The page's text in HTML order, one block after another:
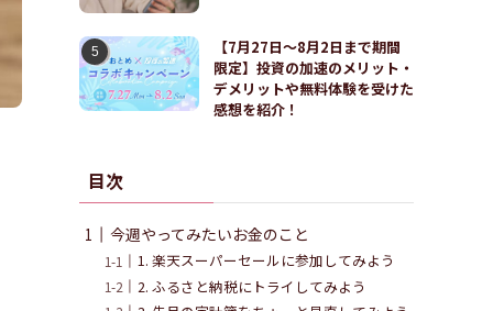
【7月27日〜8月2日まで期間
限定】投資の加速のメリット・
デメリットや無料体験を受けた
感想を紹介！
目次
今週やってみたいお金のこと
1. 楽天スーパーセールに参加してみよう
2. ふるさと納税にトライしてみよう